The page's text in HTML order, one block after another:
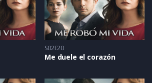
S02E20
Me duele el corazón